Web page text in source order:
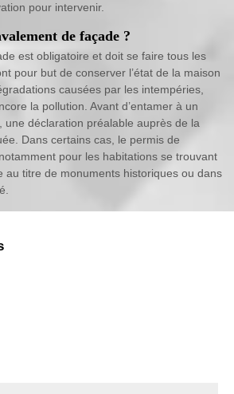
pour intervenir.
de façade ?
est obligatoire et doit se faire tous les
pour but de conserver l’état de la maison
causées par les intempéries,
la pollution. Avant d’entamer à un
une déclaration préalable auprès de la
Dans certains cas, le permis de
pour les habitations se trouvant
au titre de monuments historiques ou dans